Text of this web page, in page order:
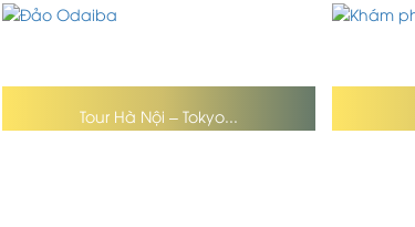
Tour Hà Nội – Tokyo...